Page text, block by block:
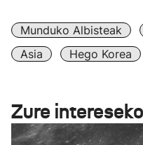
Munduko Albisteak
Asia
Hego Korea
Zure